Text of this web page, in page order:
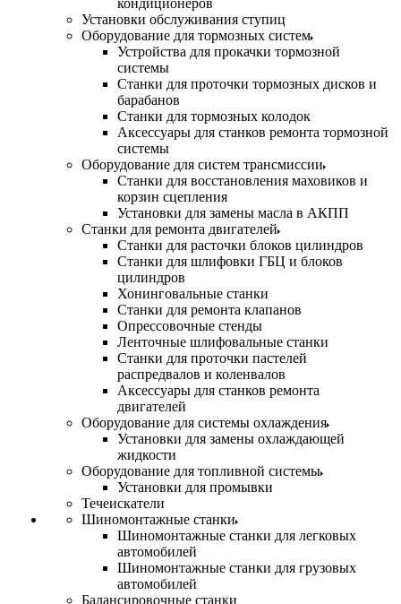
кондиционеров
Установки обслуживания ступиц
Оборудование для тормозных систем
Устройства для прокачки тормозной
системы
Станки для проточки тормозных дисков и
барабанов
Станки для тормозных колодок
Аксессуары для станков ремонта тормозной
системы
Оборудование для систем трансмиссии
Станки для восстановления маховиков и
корзин сцепления
Установки для замены масла в АКПП
Станки для ремонта двигателей
Станки для расточки блоков цилиндров
Станки для шлифовки ГБЦ и блоков
цилиндров
Хонинговальные станки
Станки для ремонта клапанов
Опрессовочные стенды
Ленточные шлифовальные станки
Станки для проточки пастелей
распредвалов и коленвалов
Аксессуары для станков ремонта
двигателей
Оборудование для системы охлаждения
Установки для замены охлаждающей
жидкости
Оборудование для топливной системы
Установки для промывки
Течеискатели
Шиномонтажные станки
Шиномонтажные станки для легковых
автомобилей
Шиномонтажные станки для грузовых
автомобилей
Балансировочные станки